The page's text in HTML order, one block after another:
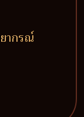
ากรณ์